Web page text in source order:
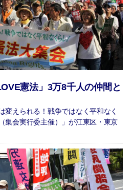
憲法」3万8千人の仲間と
えられる！戦争ではなく平和なく
集会実行委主催）」が江東区・東京